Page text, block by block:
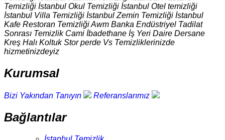
Temizliği İstanbul Okul Temizliği İstanbul Otel temizliği
İstanbul Villa Temizliği İstanbul Zemin Temizliği İstanbul
Kafe Restoran Temizliği Awm Banka Endüstriyel Tadilat
Sonrası Temizlik Cami İbadethane İş Yeri Daire Dersane
Kreş Halı Koltuk Stor perde Vs Temizliklerinizde
hizmetinizdeyiz
Kurumsal
Bizi Yakından Tanıyın Referanslarımız
Bağlantılar